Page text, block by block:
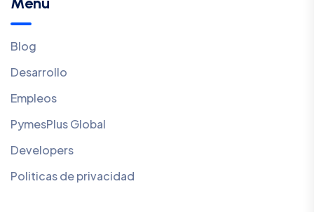
Blog
Desarrollo
Empleos
PymesPlus Global
Developers
Politicas de privacidad